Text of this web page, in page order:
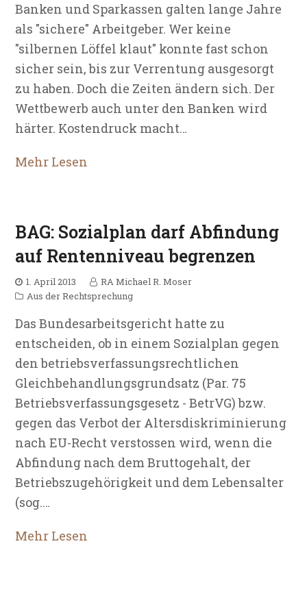
Banken und Sparkassen galten lange Jahre
als "sichere" Arbeitgeber. Wer keine
"silbernen Löffel klaut" konnte fast schon
sicher sein, bis zur Verrentung ausgesorgt
zu haben. Doch die Zeiten ändern sich. Der
Wettbewerb auch unter den Banken wird
härter. Kostendruck macht…
Mehr Lesen
BAG: Sozialplan darf Abfindung
auf Rentenniveau begrenzen
1. April 2013
RA Michael R. Moser
Aus der Rechtsprechung
Das Bundesarbeitsgericht hatte zu
entscheiden, ob in einem Sozialplan gegen
den betriebsverfassungsrechtlichen
Gleichbehandlungsgrundsatz (Par. 75
Betriebsverfassungsgesetz - BetrVG) bzw.
gegen das Verbot der Altersdiskriminierung
nach EU-Recht verstossen wird, wenn die
Abfindung nach dem Bruttogehalt, der
Betriebszugehörigkeit und dem Lebensalter
(sog.…
Mehr Lesen